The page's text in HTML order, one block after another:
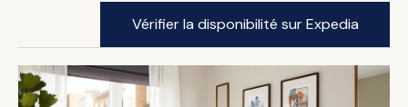
Vérifier la disponibilité sur Expedia